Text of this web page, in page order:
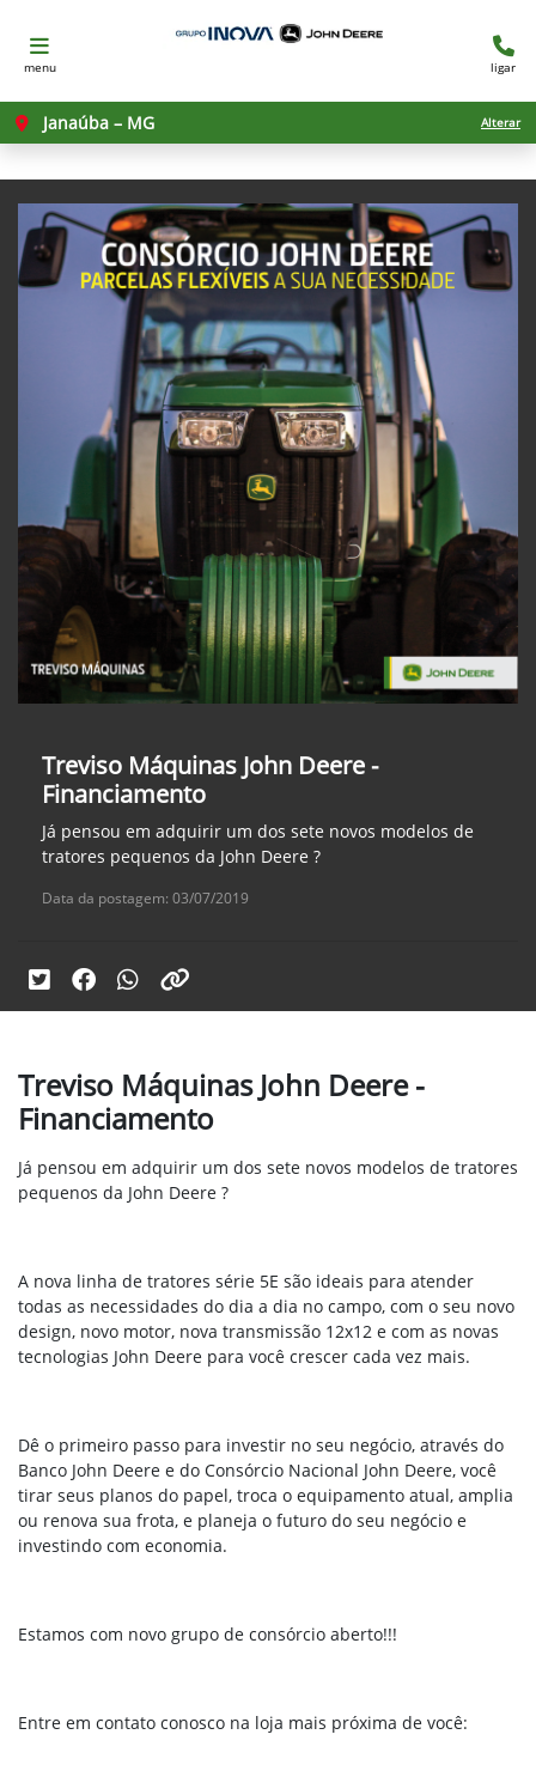
menu ligar
Janaúba – MG Alterar
Treviso Máquinas John Deere -
Financiamento
Já pensou em adquirir um dos sete novos modelos de
tratores pequenos da John Deere ?
Data da postagem: 03/07/2019
Treviso Máquinas John Deere -
Financiamento
Já pensou em adquirir um dos sete novos modelos de tratores
pequenos da John Deere ?
A nova linha de tratores série 5E são ideais para atender
todas as necessidades do dia a dia no campo, com o seu novo
design, novo motor, nova transmissão 12x12 e com as novas
tecnologias John Deere para você crescer cada vez mais.
Dê o primeiro passo para investir no seu negócio, através do
Banco John Deere e do Consórcio Nacional John Deere, você
tirar seus planos do papel, troca o equipamento atual, amplia
ou renova sua frota, e planeja o futuro do seu negócio e
investindo com economia.
Estamos com novo grupo de consórcio aberto!!!
Entre em contato conosco na loja mais próxima de você: